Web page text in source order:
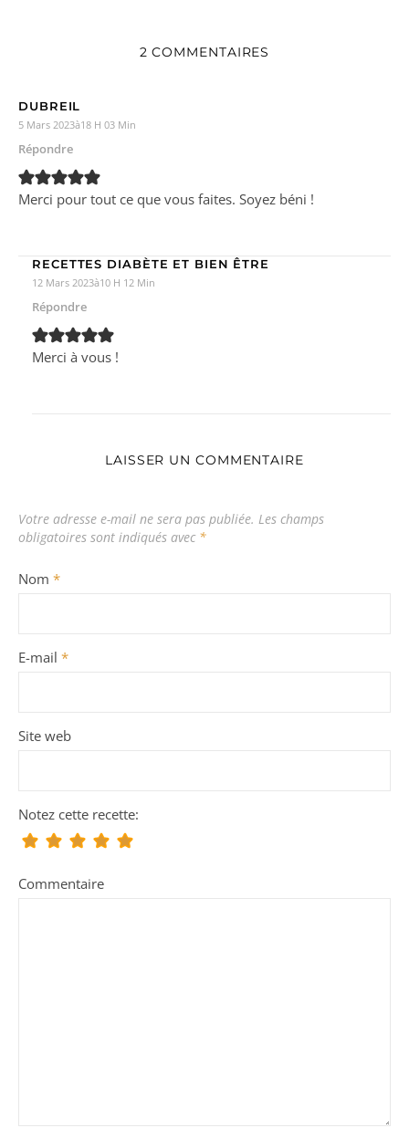
2 COMMENTAIRES
DUBREIL
5 Mars 2023à18 H 03 Min
Répondre
Merci pour tout ce que vous faites. Soyez béni !
RECETTES DIABÈTE ET BIEN ÊTRE
12 Mars 2023à10 H 12 Min
Répondre
Merci à vous !
LAISSER UN COMMENTAIRE
Votre adresse e-mail ne sera pas publiée. Les champs
obligatoires sont indiqués avec *
Nom *
E-mail *
Site web
Notez cette recette:
Commentaire